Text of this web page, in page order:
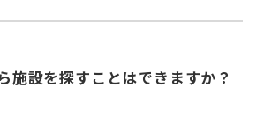
施設を探すことはできますか？